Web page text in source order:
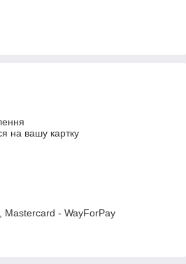
на вашу картку
Mastercard - WayForPay